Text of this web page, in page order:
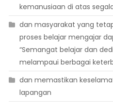
kemanusiaan di atas
dan masyarakat yang
proses belajar mengajar
“Semangat belajar dan
melampaui berbagai
dan memastikan
lapangan